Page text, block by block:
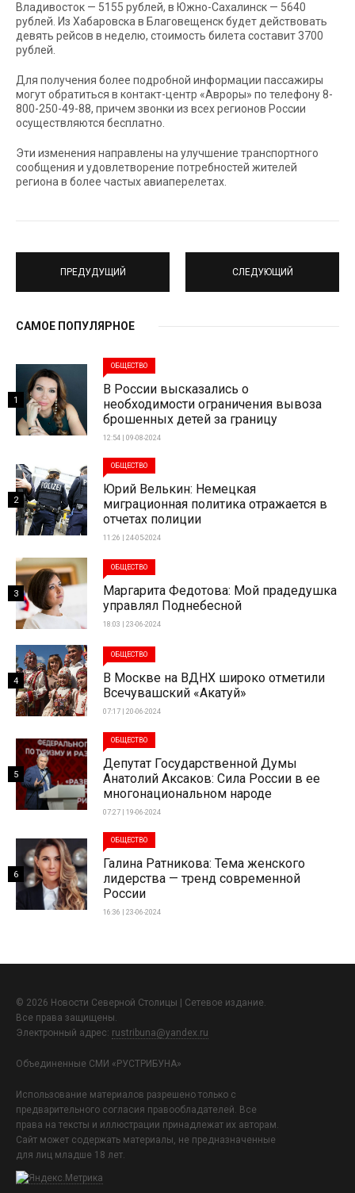
Владивосток — 5155 рублей, в Южно-Сахалинск — 5640
рублей. Из Хабаровска в Благовещенск будет действовать
девять рейсов в неделю, стоимость билета составит 3700
рублей.
Для получения более подробной информации пассажиры
могут обратиться в контакт-центр «Авроры» по телефону 8-
800-250-49-88, причем звонки из всех регионов России
осуществляются бесплатно.
Эти изменения направлены на улучшение транспортного
сообщения и удовлетворение потребностей жителей
региона в более частых авиаперелетах.
ПРЕДУДУЩИЙ СЛЕДУЮЩИЙ
САМОЕ ПОПУЛЯРНОЕ
ОБЩЕСТВО
В России высказались о
необходимости ограничения вывоза
брошенных детей за границу
12:54 | 09-08-2024
1
ОБЩЕСТВО
Юрий Велькин: Немецкая
миграционная политика отражается в
отчетах полиции
11:26 | 24-05-2024
2
ОБЩЕСТВО
Маргарита Федотова: Мой прадедушка
управлял Поднебесной
18:03 | 23-06-2024
3
ОБЩЕСТВО
В Москве на ВДНХ широко отметили
Всечувашский «Акатуй»
07:17 | 20-06-2024
4
ОБЩЕСТВО
Депутат Государственной Думы
Анатолий Аксаков: Сила России в ее
многонациональном народе
07:27 | 19-06-2024
5
ОБЩЕСТВО
Галина Ратникова: Тема женского
лидерства — тренд современной
России
16:36 | 23-06-2024
6
© 2026 Новости Северной Столицы | Сетевое издание.
Все права защищены.
Электронный адрес: rustribuna@yandex.ru
Объединенные СМИ «РУСТРИБУНА»
Использование материалов разрешено только с
предварительного согласия правообладателей. Все
права на тексты и иллюстрации принадлежат их авторам.
Сайт может содержать материалы, не предназначенные
для лиц младше 18 лет.